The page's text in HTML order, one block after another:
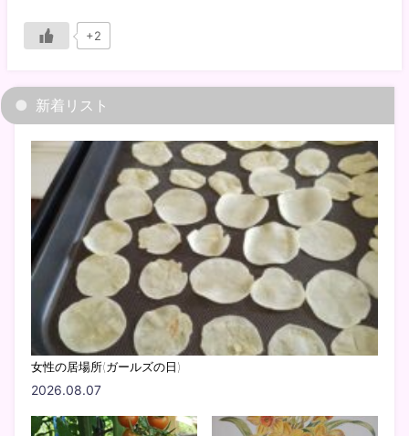
+2
新着リスト
女性の居場所(ガールズの日)
2026.08.07